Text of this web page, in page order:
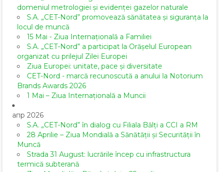
domeniul metrologiei și evidenței gazelor naturale
S.A. „CET-Nord” promovează sănătatea și siguranța la
locul de muncă
15 Mai - Ziua Internațională a Familiei
S.A. „CET-Nord” a participat la Orășelul European
organizat cu prilejul Zilei Europei
Ziua Europei: unitate, pace și diversitate
CET-Nord - marcă recunoscută a anului la Notorium
Brands Awards 2026
1 Mai – Ziua Internațională a Muncii
апр 2026
S.A. „CET-Nord” în dialog cu Filiala Bălți a CCI a RM
28 Aprilie – Ziua Mondială a Sănătății și Securității în
Muncă
Strada 31 August: lucrările încep cu infrastructura
termică subterană